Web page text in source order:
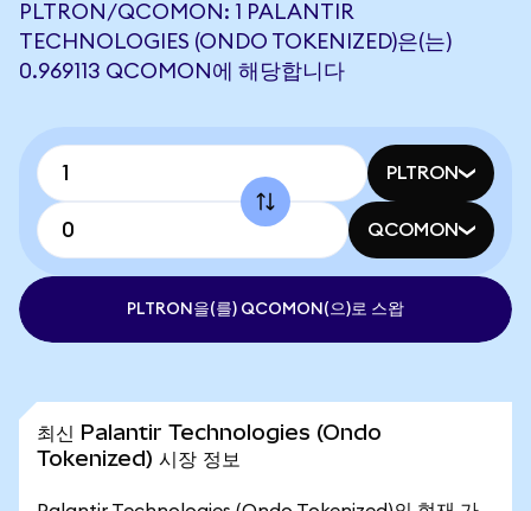
PLTRON/QCOMON: 1 PALANTIR
TECHNOLOGIES (ONDO TOKENIZED)은(는)
0.969113 QCOMON에 해당합니다
PLTRON
QCOMON
PLTRON을(를) QCOMON(으)로 스왑
최신 Palantir Technologies (Ondo
Tokenized) 시장 정보